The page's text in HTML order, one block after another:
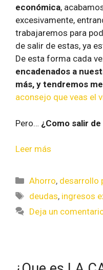
económica,
excesivamente,
trabajaremos para
de salir de estas, ya
De esta forma cada
encadenados a
más, y tendremos
aconsejo que veas el
Pero… ¿Como salir
Leer más
Ahorro, desarrollo
deudas, ingresos
Deja un